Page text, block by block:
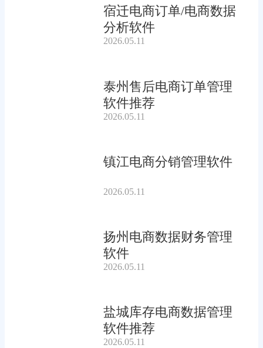
宿迁电商订单/电商数据
分析软件
2026.05.11
泰州售后电商订单管理
软件推荐
2026.05.11
镇江电商分销管理软件
2026.05.11
扬州电商数据财务管理
软件
2026.05.11
盐城库存电商数据管理
软件推荐
2026.05.11